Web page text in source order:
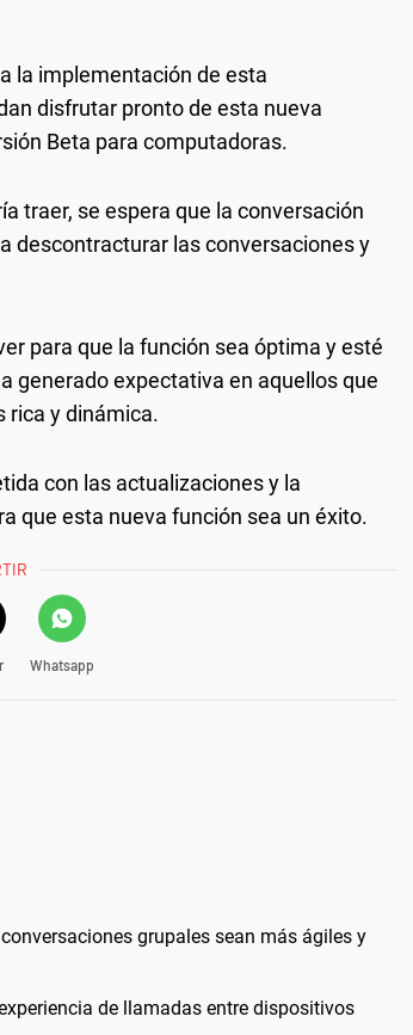
la implementación de esta
disfrutar pronto de esta nueva
Beta para computadoras.
traer, se espera que la conversación
descontracturar las conversaciones y
para que la función sea óptima y esté
generado expectativa en aquellos que
rica y dinámica.
con las actualizaciones y la
que esta nueva función sea un éxito.
Whatsapp
grupales sean más ágiles y
de llamadas entre dispositivos